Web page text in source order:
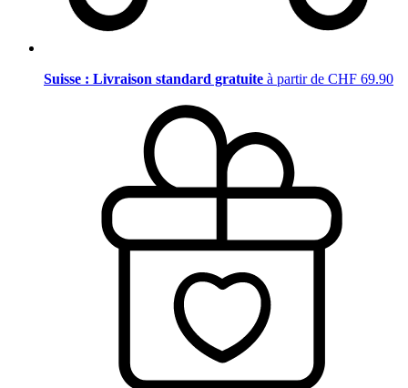
Suisse : Livraison standard gratuite à partir de CHF 69.90